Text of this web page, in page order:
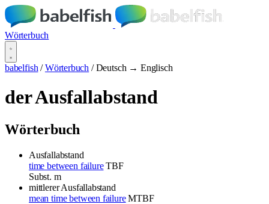
Wörterbuch
babelfish / Wörterbuch / Deutsch → Englisch
der Ausfallabstand
Wörterbuch
Ausfallabstand
time between failure TBF
Subst. m
mittlerer Ausfallabstand
mean time between failure MTBF